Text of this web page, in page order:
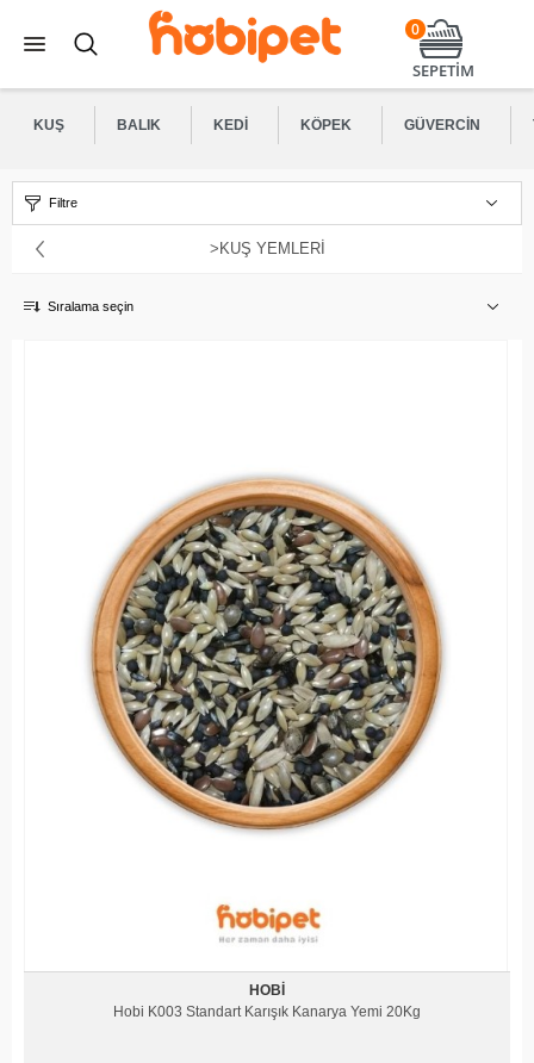
0
SEPETİM
KUŞ BALIK KEDI KÖPEK GÜVERCIN
Filtre
>KUŞ YEMLERI
Sıralama seçin
HOBI
Hobi K003 Standart Karışık Kanarya Yemi 20Kg